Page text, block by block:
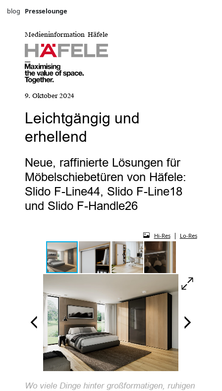
blog Presselounge
Medieninformation Häfele
9. Oktober 2024
Leichtgängig und
erhellend
Neue, raffinierte Lösungen für
Möbelschiebetüren von Häfele:
Slido F-Line44, Slido F-Line18
und Slido F-Handle26
Hi-Res| Lo-Res
Wo viele Dinge hinter großformatigen, ruhigen